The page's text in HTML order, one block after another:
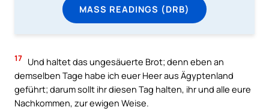
MASS READINGS (DRB)
17 Und haltet das ungesäuerte Brot; denn eben an
demselben Tage habe ich euer Heer aus Ägyptenland
geführt; darum sollt ihr diesen Tag halten, ihr und alle eure
Nachkommen, zur ewigen Weise.